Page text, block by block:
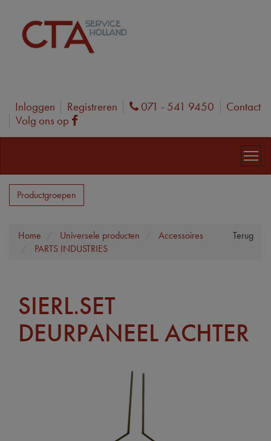
Inloggen Registreren Phone
071 - 541 9450
Contact
Volg ons op
Facebook
Productgroepen
Terug
Home Universele producten
Accessoires
PARTS INDUSTRIES
SIERL.SET
DEURPANEEL ACHTER